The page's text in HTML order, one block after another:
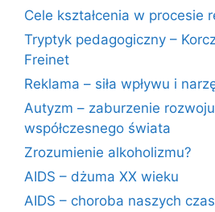
Cele kształcenia w procesie
Tryptyk pedagogiczny –
Freinet
Reklama – siła wpływu i
Autyzm – zaburzenie
współczesnego świata
Zrozumienie alkoholizmu?
AIDS – dżuma XX wieku
AIDS – choroba naszych